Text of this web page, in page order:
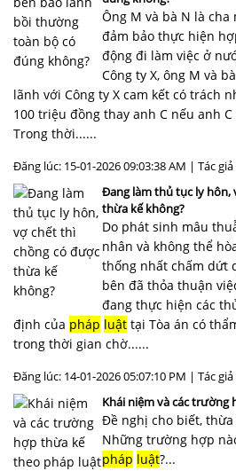
Ông M và bà N là cha
đảm bảo thực hiện
động đi làm việc ở
Công ty X, ông M và
lãnh với Công ty X cam kết có trách
100 triệu đồng thay anh C nếu anh
Trong thời......
Đăng lúc: 15-01-2026 09:03:38 AM | Tác
Đang làm thủ tục ly hôn,
thừa kế không?
Do phát sinh mâu
nhân và không thể
thống nhất chấm dứt
bên đã thỏa thuận
đang thực hiện các
định của pháp luật tại Tòa án có
trong thời gian chờ......
Đăng lúc: 14-01-2026 05:07:10 PM | Tác
Khái niệm và các
Đề nghị cho biết, thừa
Những trường hợp
pháp luật?...